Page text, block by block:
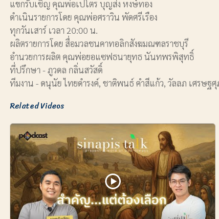
แขกรับเชิญ คุณพ่อเปโตร บุญส่ง หงษ์ทอง
ดำเนินรายการโดย คุณพ่อศราวิน พัดศรีเรือง
ทุกวันเสาร์ เวลา 20:00 น.
ผลิตรายการโดย สื่อมวลชนคาทอลิกสังฆมณฑลราชบุรี
อำนวยการผลิต คุณพ่อยอแซฟธนายุทธ นันทพรพิสุทธิ์
ที่ปรึกษา - ภูวดล กลิ่นสวัสดิ์
ทีมงาน - ดนุนัย ไทยดำรงค์, ชาติพนธ์ คำสีแก้ว, วัลลภ เศรษฐ
Related Videos